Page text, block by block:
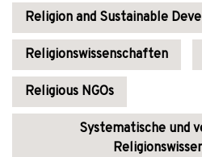
Religion and Sustainable
Religionswissenschaften
Religious NGOs
Systematische und